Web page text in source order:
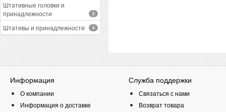
Штативные головки и
принадлежности
2
Штативы и принадлежности 5
Информация
О компании
Информация о доставке
Служба поддержки
Связаться с нами
Возврат товара